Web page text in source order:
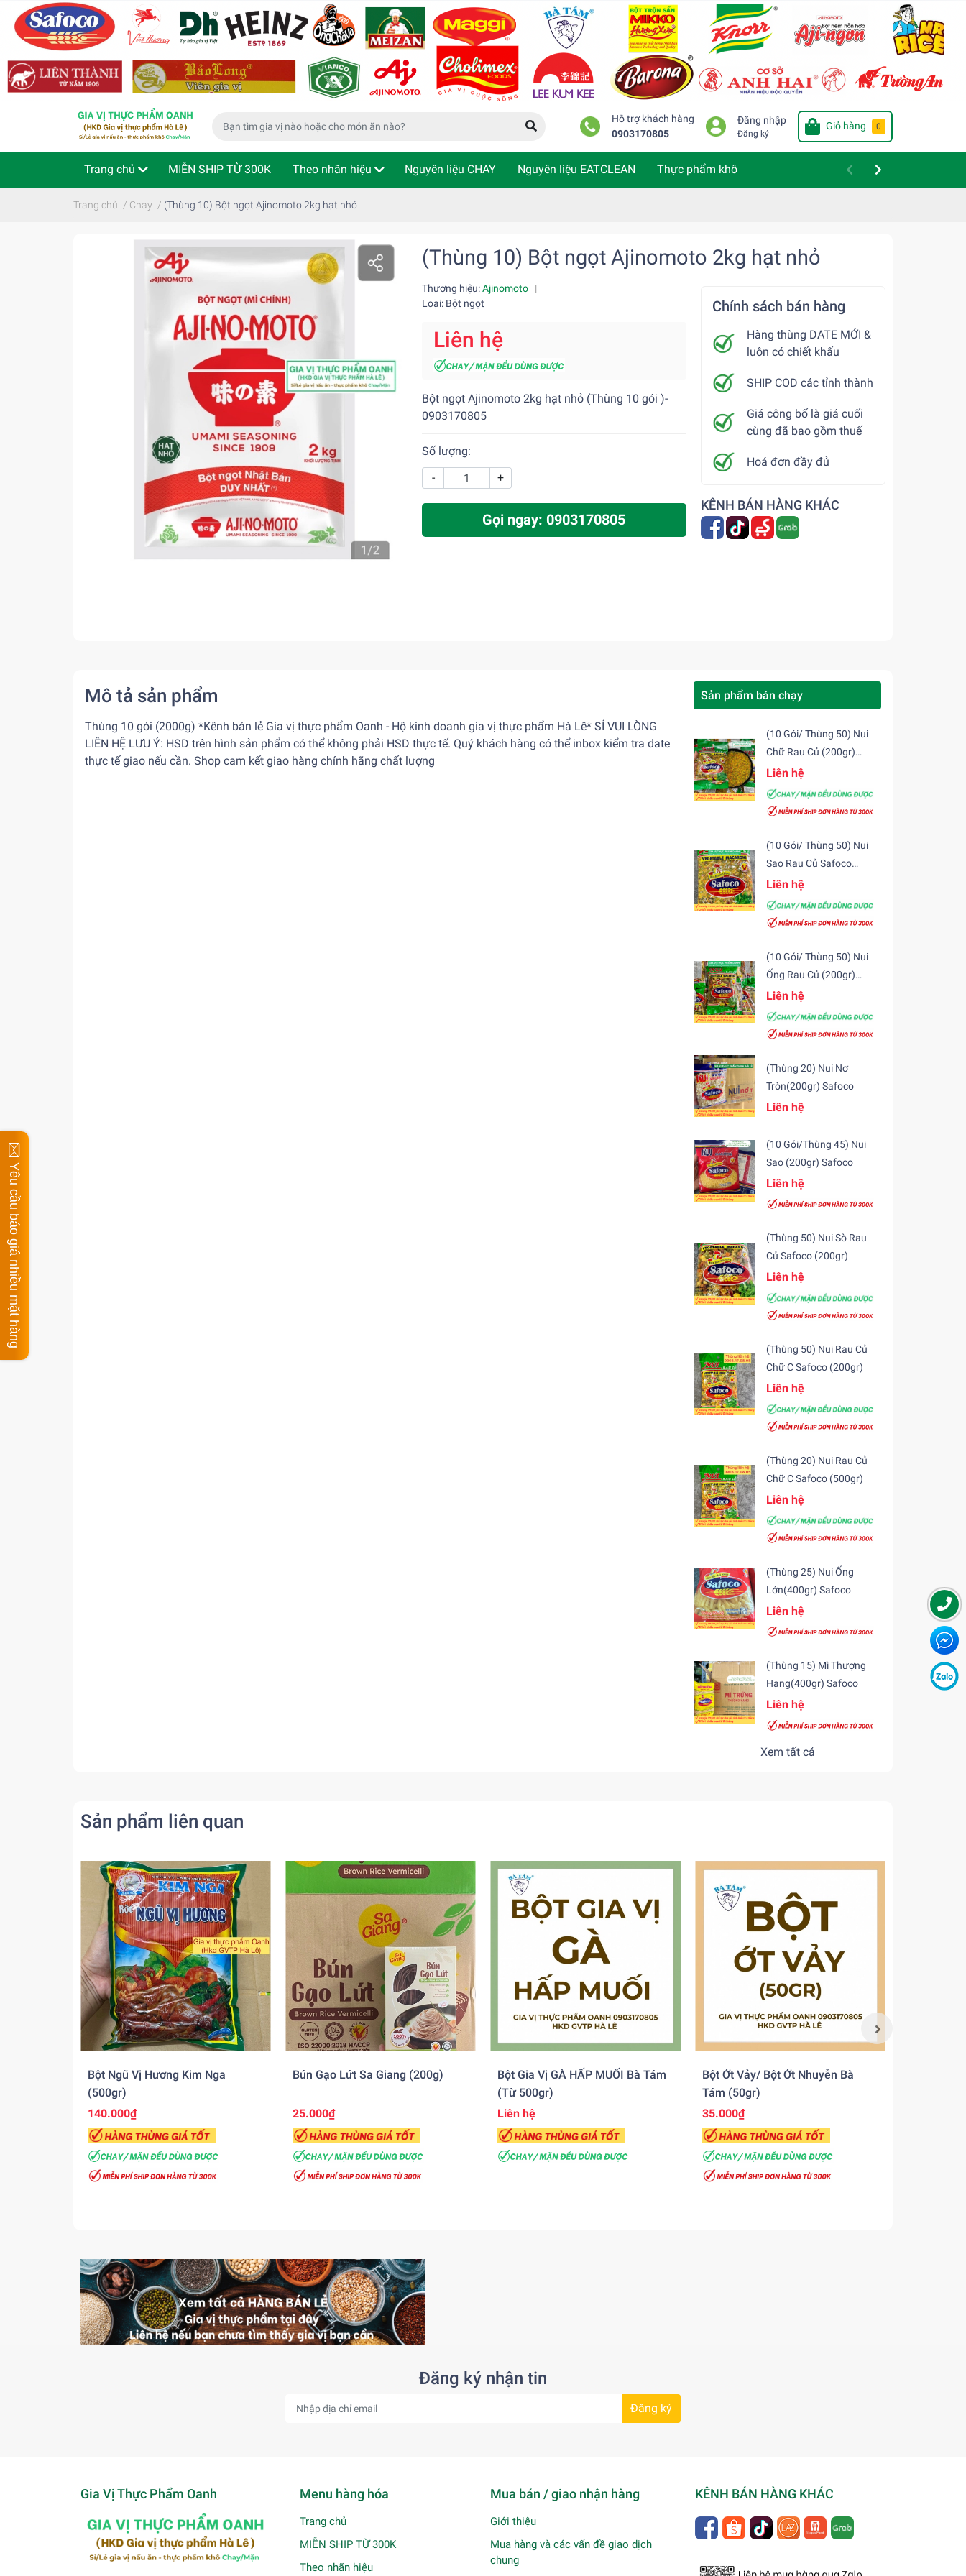
Hỗ trợ khách hàng
0903170805
Đăng nhập
Đăng ký
Giỏ hàng 0
Trang chủ MIỄN SHIP TỪ 300K Theo nhãn hiệu Nguyên liệu CHAY Nguyên liệu EATCLEAN Thực phẩm khô
Phù hợp cho bé Thực phẩm ăn liền Kiểm tra đơn hàng
Trang chủ / Chay / (Thùng 10) Bột ngọt Ajinomoto 2kg hạt nhỏ
(Thùng 10) Bột ngọt Ajinomoto 2kg hạt nhỏ
Thương hiệu:Ajinomoto
|
Loại: Bột ngọt
Liên hệ
Bột ngọt Ajinomoto 2kg hạt nhỏ (Thùng 10 gói )-
0903170805
Số lượng:
-
+
Gọi ngay: 0903170805
Chính sách bán hàng
Hàng thùng DATE MỚI &
luôn có chiết khấu
SHIP COD các tỉnh thành
Giá công bố là giá cuối
cùng đã bao gồm thuế
Hoá đơn đầy đủ
KÊNH BÁN HÀNG KHÁC
Mô tả sản phẩm
Thùng 10 gói (2000g) *Kênh bán lẻ Gia vị thực phẩm Oanh - Hộ kinh doanh gia vị thực phẩm Hà Lê* SỈ VUI LÒNG
LIÊN HỆ LƯU Ý: HSD trên hình sản phẩm có thể không phải HSD thực tế. Quý khách hàng có thể inbox kiểm tra date
thực tế giao nếu cần. Shop cam kết giao hàng chính hãng chất lượng
Sản phẩm bán chạy
(10 Gói/ Thùng 50) Nui
Chữ Rau Củ (200gr)
Safoco
Liên hệ
(10 Gói/ Thùng 50) Nui
Sao Rau Củ Safoco
(200gr)
Liên hệ
(10 Gói/ Thùng 50) Nui
Ống Rau Củ (200gr)
Safoco
Liên hệ
(Thùng 20) Nui Nơ
Tròn(200gr) Safoco
Liên hệ
(10 Gói/Thùng 45) Nui
Sao (200gr) Safoco
Liên hệ
(Thùng 50) Nui Sò Rau
Củ Safoco (200gr)
Liên hệ
(Thùng 50) Nui Rau Củ
Chữ C Safoco (200gr)
Liên hệ
(Thùng 20) Nui Rau Củ
Chữ C Safoco (500gr)
Liên hệ
(Thùng 25) Nui Ống
Lớn(400gr) Safoco
Liên hệ
(Thùng 15) Mì Thượng
Hạng(400gr) Safoco
Liên hệ
Xem tất cả
Sản phẩm liên quan
Bột Ngũ Vị Hương Kim Nga
(500gr)
140.000₫
Bún Gạo Lứt Sa Giang (200g)
25.000₫
Bột Gia Vị GÀ HẤP MUỐI Bà Tám
(từ 500gr)
Liên hệ
Bột Ớt Vảy/ Bột Ớt Nhuyễn Bà
Tám (50gr)
35.000₫
Đăng ký nhận tin
Đăng ký
Gia Vị Thực Phẩm Oanh Menu hàng hóa
Trang chủ
MIỄN SHIP TỪ 300K
Theo nhãn hiệu
Mua bán / giao nhận hàng
Giới thiệu
Mua hàng và các vấn đề giao dịch
chung
KÊNH BÁN HÀNG KHÁC
Yêu cầu báo giá nhiều mặt hàng